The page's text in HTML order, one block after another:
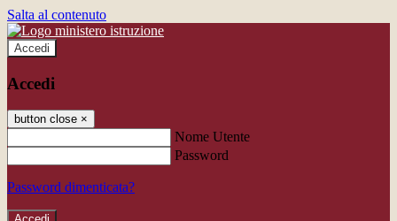
Salta al contenuto
Accedi
Accedi
button close ×
Nome Utente
Password
Password dimenticata?